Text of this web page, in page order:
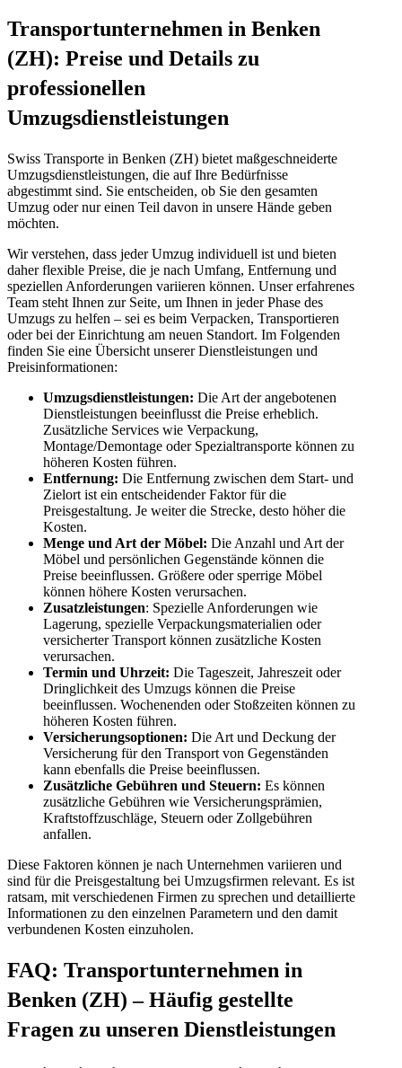
Transportunternehmen in Benken
(ZH): Preise und Details zu
professionellen
Umzugsdienstleistungen
Swiss Transporte in Benken (ZH) bietet maßgeschneiderte
Umzugsdienstleistungen, die auf Ihre Bedürfnisse
abgestimmt sind. Sie entscheiden, ob Sie den gesamten
Umzug oder nur einen Teil davon in unsere Hände geben
möchten.
Wir verstehen, dass jeder Umzug individuell ist und bieten
daher flexible Preise, die je nach Umfang, Entfernung und
speziellen Anforderungen variieren können. Unser erfahrenes
Team steht Ihnen zur Seite, um Ihnen in jeder Phase des
Umzugs zu helfen – sei es beim Verpacken, Transportieren
oder bei der Einrichtung am neuen Standort. Im Folgenden
finden Sie eine Übersicht unserer Dienstleistungen und
Preisinformationen:
Umzugsdienstleistungen: Die Art der angebotenen
Dienstleistungen beeinflusst die Preise erheblich.
Zusätzliche Services wie Verpackung,
Montage/Demontage oder Spezialtransporte können zu
höheren Kosten führen.
Entfernung: Die Entfernung zwischen dem Start- und
Zielort ist ein entscheidender Faktor für die
Preisgestaltung. Je weiter die Strecke, desto höher die
Kosten.
Menge und Art der Möbel: Die Anzahl und Art der
Möbel und persönlichen Gegenstände können die
Preise beeinflussen. Größere oder sperrige Möbel
können höhere Kosten verursachen.
Zusatzleistungen: Spezielle Anforderungen wie
Lagerung, spezielle Verpackungsmaterialien oder
versicherter Transport können zusätzliche Kosten
verursachen.
Termin und Uhrzeit: Die Tageszeit, Jahreszeit oder
Dringlichkeit des Umzugs können die Preise
beeinflussen. Wochenenden oder Stoßzeiten können zu
höheren Kosten führen.
Versicherungsoptionen: Die Art und Deckung der
Versicherung für den Transport von Gegenständen
kann ebenfalls die Preise beeinflussen.
Zusätzliche Gebühren und Steuern: Es können
zusätzliche Gebühren wie Versicherungsprämien,
Kraftstoffzuschläge, Steuern oder Zollgebühren
anfallen.
Diese Faktoren können je nach Unternehmen variieren und
sind für die Preisgestaltung bei Umzugsfirmen relevant. Es ist
ratsam, mit verschiedenen Firmen zu sprechen und detaillierte
Informationen zu den einzelnen Parametern und den damit
verbundenen Kosten einzuholen.
FAQ: Transportunternehmen in
Benken (ZH) – Häufig gestellte
Fragen zu unseren Dienstleistungen